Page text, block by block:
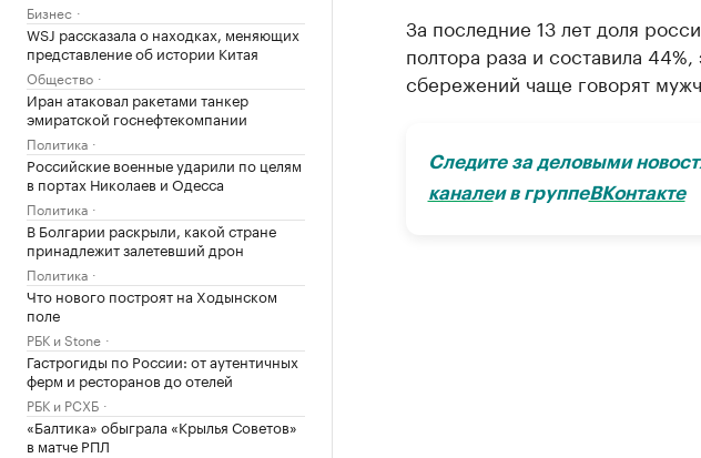
Бизнес
WSJ рассказала о находках, меняющих
представление об истории Китая
Общество
Иран атаковал ракетами танкер
эмиратской госнефтекомпании
Политика
Российские военные ударили по целям
в портах Николаев и Одесса
Политика
В Болгарии раскрыли, какой стране
принадлежит залетевший дрон
Политика
Что нового построят на Ходынском
поле
РБК и Stone
Гастрогиды по России: от аутентичных
ферм и ресторанов до отелей
РБК и РСХБ
«Балтика» обыграла «Крылья Советов»
в матче РПЛ
За последние 13 лет доля
полтора раза и составила
сбережений чаще говорят
Следите за деловыми
каналеи в группеВКонтакте